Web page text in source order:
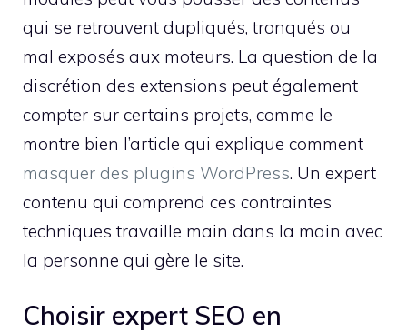
qui se retrouvent dupliqués, tronqués ou
mal exposés aux moteurs. La question de la
discrétion des extensions peut également
compter sur certains projets, comme le
montre bien l’article qui explique comment
masquer des plugins WordPress. Un expert
contenu qui comprend ces contraintes
techniques travaille main dans la main avec
la personne qui gère le site.
Choisir expert SEO en